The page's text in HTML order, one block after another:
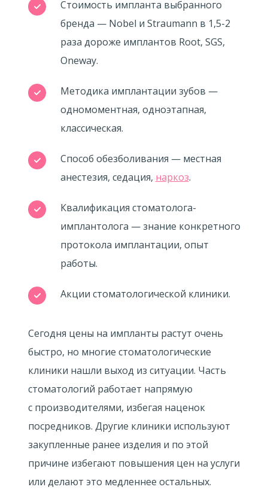
Стоимость импланта выбранного
бренда — Nobel и Straumann в 1,5-2
раза дороже имплантов Root, SGS,
Oneway.
Методика имплантации зубов —
одномоментная, одноэтапная,
классическая.
Способ обезболивания — местная
анестезия, седация, наркоз.
Квалификация стоматолога-
имплантолога — знание конкретного
протокола имплантации, опыт
работы.
Акции стоматологической клиники.
Сегодня цены на импланты растут очень
быстро, но многие стоматологические
клиники нашли выход из ситуации. Часть
стоматологий работает напрямую
с производителями, избегая наценок
посредников. Другие клиники используют
закупленные ранее изделия и по этой
причине избегают повышения цен на услуги
или делают это медленнее остальных.